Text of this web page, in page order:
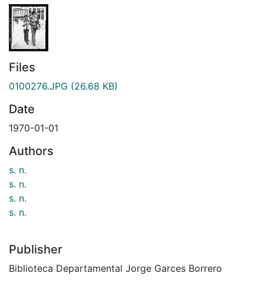
Files
0100276.JPG (26.68 KB)
Date
1970-01-01
Authors
s. n.
s. n.
s. n.
s. n.
Publisher
Biblioteca Departamental Jorge Garces Borrero